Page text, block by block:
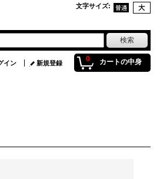
文字サイズ:
0 カートの中身
イン 新規登録